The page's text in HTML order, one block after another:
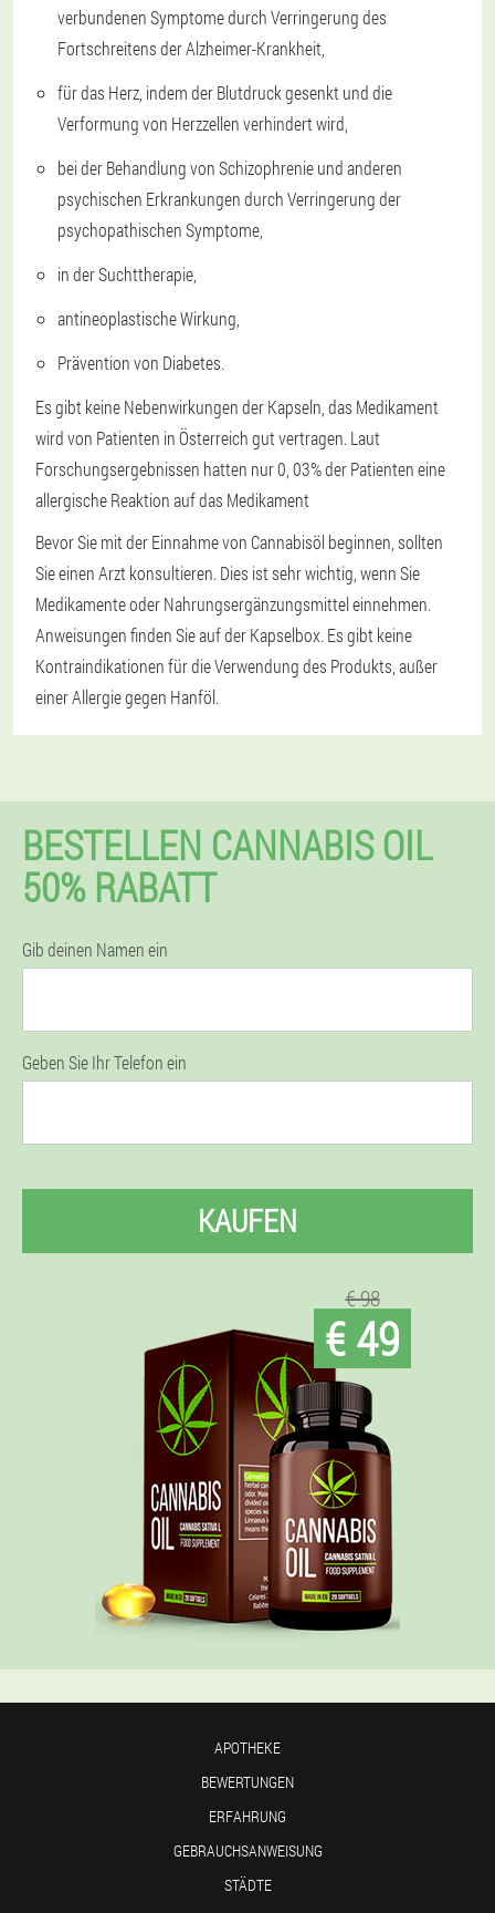
verbundenen Symptome durch Verringerung des
Fortschreitens der Alzheimer-Krankheit,
für das Herz, indem der Blutdruck gesenkt und die
Verformung von Herzzellen verhindert wird,
bei der Behandlung von Schizophrenie und anderen
psychischen Erkrankungen durch Verringerung der
psychopathischen Symptome,
in der Suchttherapie,
antineoplastische Wirkung,
Prävention von Diabetes.
Es gibt keine Nebenwirkungen der Kapseln, das Medikament
wird von Patienten in Österreich gut vertragen. Laut
Forschungsergebnissen hatten nur 0, 03% der Patienten eine
allergische Reaktion auf das Medikament
Bevor Sie mit der Einnahme von Cannabisöl beginnen, sollten
Sie einen Arzt konsultieren. Dies ist sehr wichtig, wenn Sie
Medikamente oder Nahrungsergänzungsmittel einnehmen.
Anweisungen finden Sie auf der Kapselbox. Es gibt keine
Kontraindikationen für die Verwendung des Produkts, außer
einer Allergie gegen Hanföl.
BESTELLEN CANNABIS OIL
50% RABATT
Gib deinen Namen ein
Geben Sie Ihr Telefon ein
KAUFEN
€ 98
€ 49
APOTHEKE
BEWERTUNGEN
ERFAHRUNG
GEBRAUCHSANWEISUNG
STÄDTE